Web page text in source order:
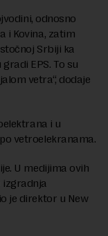
odnosno
i Kovina, zatim
Srbiji ka
EPS. To su
vetra“, dodaje
i u
vetroelekranama.
U medijima ovih
izgradnja
je direktor u New